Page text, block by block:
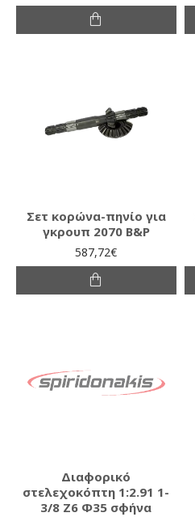
Σετ κορώνα-πηνίο για
γκρουπ 2070 B&P
587,72€
Διαφορικό
στελεχοκόπτη 1:2.91 1-
3/8 Ζ6 Φ35 σφήνα